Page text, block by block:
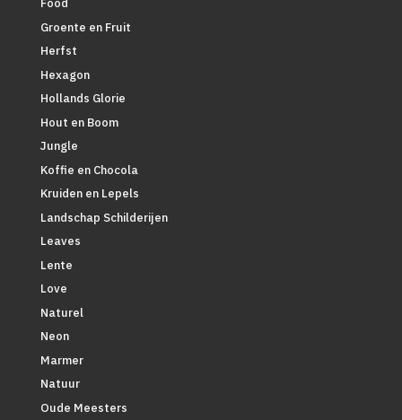
Food
Groente en Fruit
Herfst
Hexagon
Hollands Glorie
Hout en Boom
Jungle
Koffie en Chocola
Kruiden en Lepels
Landschap Schilderijen
Leaves
Lente
Love
Naturel
Neon
Marmer
Natuur
Oude Meesters